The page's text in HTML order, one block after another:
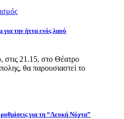
την ήττα ενός λαού
21.15, στο Θέατρο
θα παρουσιαστεί το
για τη “Λευκή Νύχτα”